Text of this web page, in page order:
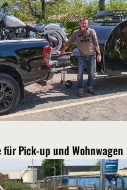
Pick-up und Wohnwagen